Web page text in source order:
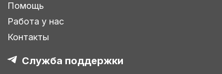
Помощь
Работа у нас
Контакты
Служба поддержки